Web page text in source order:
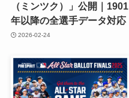
（ミンツク）」公開｜1901
年以降の全選手データ対応
2026-02-24